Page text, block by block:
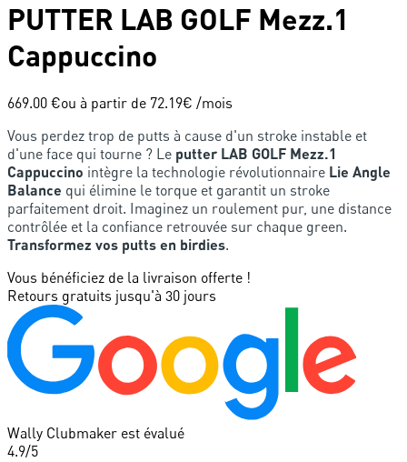
PUTTER LAB GOLF Mezz.1
Cappuccino
669.00 €ou à partir de 72.19€ /mois
Vous perdez trop de putts à cause d'un stroke instable et
d'une face qui tourne ? Le putter LAB GOLF Mezz.1
Cappuccino intègre la technologie révolutionnaire Lie Angle
Balance qui élimine le torque et garantit un stroke
parfaitement droit. Imaginez un roulement pur, une distance
contrôlée et la confiance retrouvée sur chaque green.
Transformez vos putts en birdies.
Vous bénéficiez de la livraison offerte !
Retours gratuits jusqu'à 30 jours
Wally Clubmaker est évalué
4.9/5